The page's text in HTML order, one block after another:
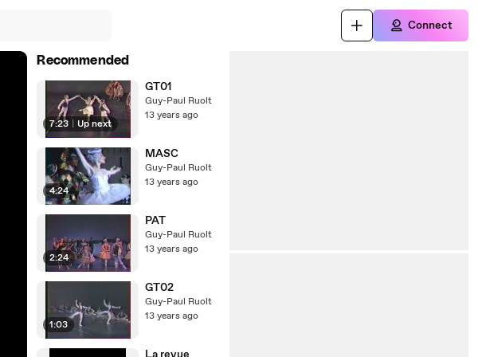
Connect
Recommended
7:23 Up next
GT01
Guy-Paul Ruolt
13 years ago
4:24
MASC
Guy-Paul Ruolt
13 years ago
2:24
PAT
Guy-Paul Ruolt
13 years ago
1:03
GT02
Guy-Paul Ruolt
13 years ago